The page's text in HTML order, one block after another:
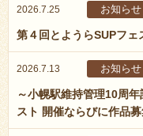
2026.7.25 お知らせ
第４回とようらSUPフ
2026.7.13 お知らせ
～小幌駅維持管理10周
スト 開催ならびに作品